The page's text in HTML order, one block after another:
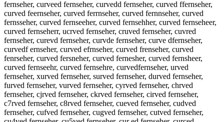
fernseher, curveed fernseher, curvedd fernseher, curved ffernseher,
curved feernseher, curved ferrnseher, curved fernnseher, curved
fernsseher, curved fernseeher, curved fernsehher, curved fernseheer,
curved fernseherr, ucrved fernseher, cruved fernseher, cuvred
fernseher, curevd fernseher, curvde fernseher, curve dfernseher,
curvedf ernseher, curved efrnseher, curved frenseher, curved
fenrseher, curved fersneher, curved fernesher, curved fernsheer,
curved fernseehr, curved fernsehre, curvedfernseher, urved
fernseher, xurved fernseher, surved fernseher, durved fernseher,
furved fernseher, vurved fernseher, cyrved fernseher, chrved
fernseher, cjrved fernseher, ckrved fernseher, cirved fernseher,
c7rved fernseher, c8rved fernseher, cueved fernseher, cudved
fernseher, cufved fernseher, cugved fernseher, cutved fernseher,